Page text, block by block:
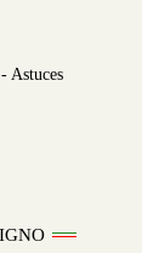
Astuces